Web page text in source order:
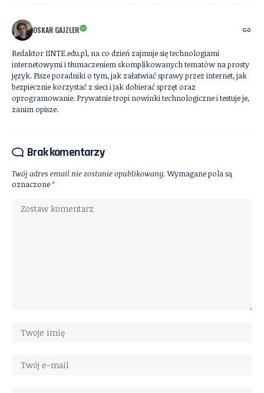
OSKAR GAJZLER
Redaktor IINTE.edu.pl, na co dzień zajmuje się technologiami
internetowymi i tłumaczeniem skomplikowanych tematów na prosty
język. Pisze poradniki o tym, jak załatwiać sprawy przez internet, jak
bezpiecznie korzystać z sieci i jak dobierać sprzęt oraz
oprogramowanie. Prywatnie tropi nowinki technologiczne i testuje je,
zanim opisze.
Brak komentarzy
Twój adres email nie zostanie opublikowany. Wymagane pola są
oznaczone*